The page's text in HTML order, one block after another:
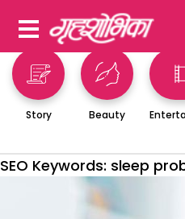
Story Beauty
SEO Keywords: sleep